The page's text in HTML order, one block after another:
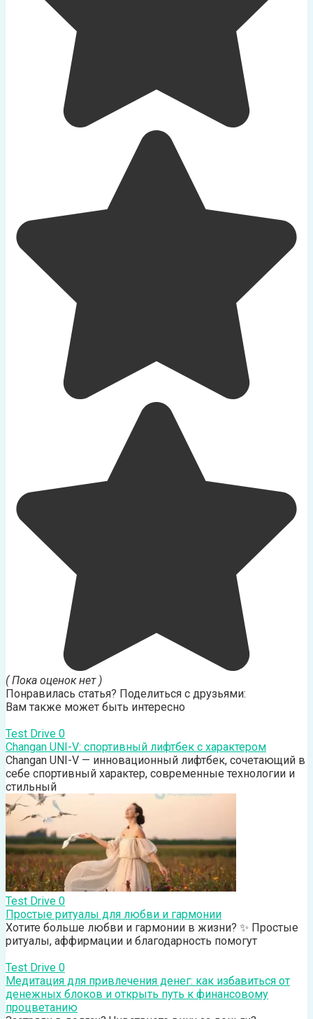
( Пока оценок нет )
Понравилась статья? Поделиться с друзьями:
Вам также может быть интересно
Test Drive 0
Changan UNI-V: спортивный лифтбек с характером
Changan UNI-V — инновационный лифтбек, сочетающий в
себе спортивный характер, современные технологии и
стильный
Test Drive 0
Простые ритуалы для любви и гармонии
Хотите больше любви и гармонии в жизни? ✨ Простые
ритуалы, аффирмации и благодарность помогут
Test Drive 0
Медитация для привлечения денег: как избавиться от
денежных блоков и открыть путь к финансовому
процветанию